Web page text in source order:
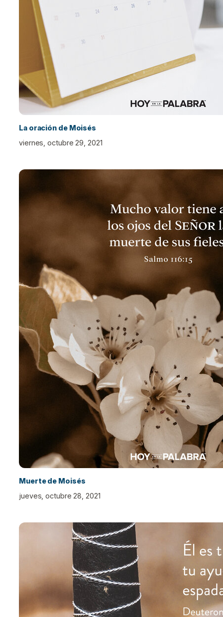
La oración de Moisés
viernes, octubre 29, 2021
Muerte de Moisés
jueves, octubre 28, 2021